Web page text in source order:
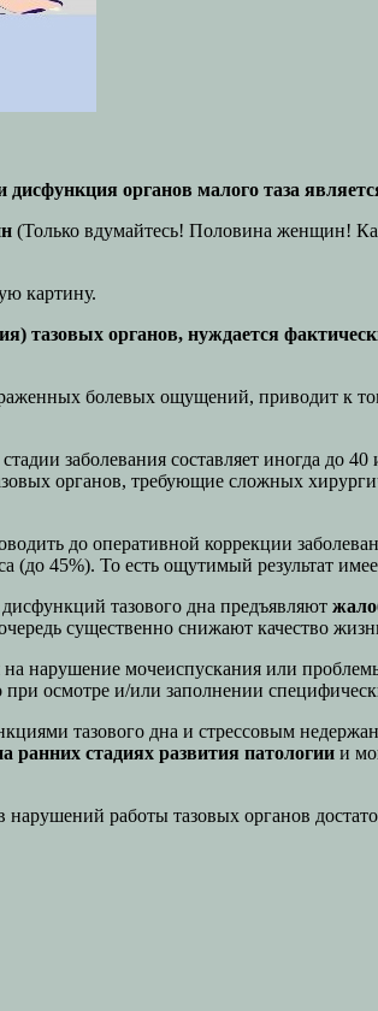
дисфункция органов малого таза
(Только вдумайтесь! Половина женщин!
картину.
тазовых органов, нуждается
болевых ощущений, приводит к
заболевания составляет иногда до
органов, требующие сложных
до оперативной коррекции
(до 45%). То есть ощутимый результат
тазового дна предъявляют
существенно снижают качество
нарушение мочеиспускания или
осмотре и/или заполнении
тазового дна и стрессовым
стадиях развития патологии и
работы тазовых органов